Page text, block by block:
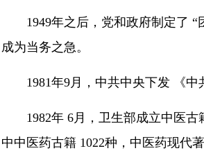
1949年之后，党和政府制定了 “
成为当务之急。
1981年9月，中共中央下发 《中
1982年 6月，卫生部成立中医古
中中医药古籍 1022种，中医药现代